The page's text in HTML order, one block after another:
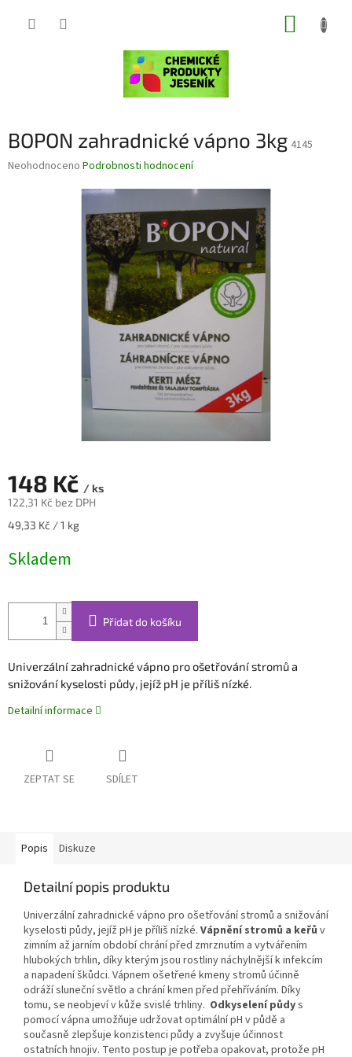
BOPON zahradnické vápno 3kg 4145
Průměrné
Neohodnoceno Podrobnosti hodnocení
148 Kč / ks
122,31 Kč bez DPH
Měrná
49,33 Kč / 1 kg
Skladem
Přidat do košíku
Univerzální zahradnické vápno pro ošetřování stromů a
snižování kyselosti půdy, jejíž pH je příliš nízké.
Detailní informace
ZEPTAT SE SDÍLET
Popis Diskuze
Detailní popis produktu
Univerzální zahradnické vápno pro ošetřování stromů a snižování
kyselosti půdy, jejíž pH je příliš nízké. Vápnění stromů a keřů v
zimním až jarním období chrání před zmrznutím a vytvářením
hlubokých trhlin, díky kterým jsou rostliny náchylnější k infekcím
a napadení škůdci. Vápnem ošetřené kmeny stromů účinně
odráží sluneční světlo a chrání kmen před přehříváním. Díky
tomu, se neobjeví v kůže svislé trhliny. Odkyselení půdys
pomocí vápna umožňuje udržovat optimální pH v půdě a
současně zlepšuje konzistenci půdy a zvyšuje účinnost
ostatních hnojiv. Tento postup je potřeba opakovat, protože pH